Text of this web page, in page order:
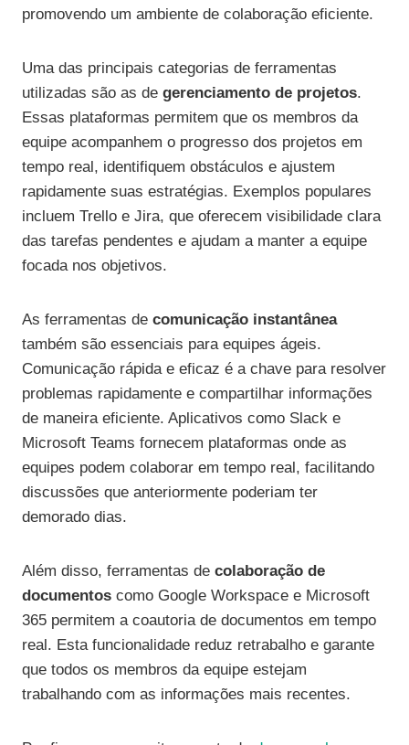
promovendo um ambiente de colaboração eficiente.
Uma das principais categorias de ferramentas
utilizadas são as de gerenciamento de projetos.
Essas plataformas permitem que os membros da
equipe acompanhem o progresso dos projetos em
tempo real, identifiquem obstáculos e ajustem
rapidamente suas estratégias. Exemplos populares
incluem Trello e Jira, que oferecem visibilidade clara
das tarefas pendentes e ajudam a manter a equipe
focada nos objetivos.
As ferramentas de comunicação instantânea
também são essenciais para equipes ágeis.
Comunicação rápida e eficaz é a chave para resolver
problemas rapidamente e compartilhar informações
de maneira eficiente. Aplicativos como Slack e
Microsoft Teams fornecem plataformas onde as
equipes podem colaborar em tempo real, facilitando
discussões que anteriormente poderiam ter
demorado dias.
Além disso, ferramentas de colaboração de
documentos como Google Workspace e Microsoft
365 permitem a coautoria de documentos em tempo
real. Esta funcionalidade reduz retrabalho e garante
que todos os membros da equipe estejam
trabalhando com as informações mais recentes.